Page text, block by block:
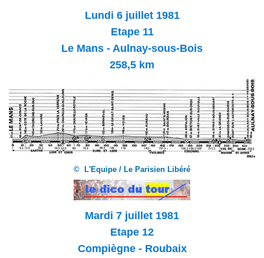
Lundi 6 juillet 1981
Etape 11
Le Mans - Aulnay-sous-Bois
258,5 km
© L'Equipe / Le Parisien Libéré
Mardi 7 juillet 1981
Etape 12
Compiègne - Roubaix